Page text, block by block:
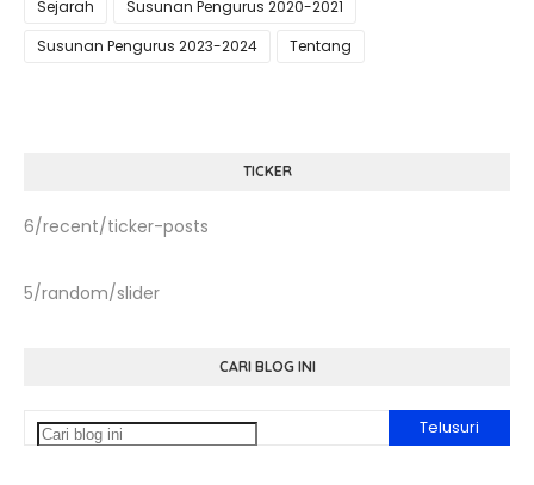
Sejarah
Susunan Pengurus 2020-2021
Susunan Pengurus 2023-2024
Tentang
TICKER
6/recent/ticker-posts
5/random/slider
CARI BLOG INI